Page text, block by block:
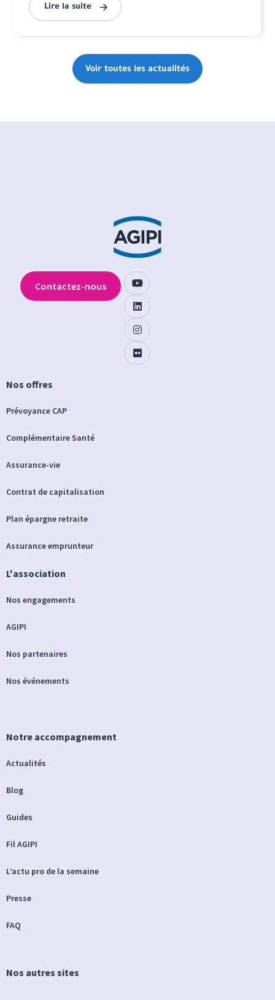
Lire la suite
Voir toutes les actualités
Nos offres
Prévoyance CAP
Complémentaire Santé
Assurance-vie
Contrat de capitalisation
Plan épargne retraite
Assurance emprunteur
L'association
Nos engagements
AGIPI
Nos partenaires
Nos événements
Notre accompagnement
Actualités
Blog
Guides
Fil AGIPI
L’actu pro de la semaine
Presse
FAQ
Nos autres sites
Contactez-nous